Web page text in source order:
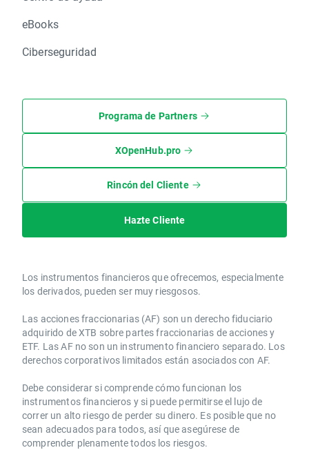
eBooks
Ciberseguridad
Programa de Partners
XOpenHub.pro
Rincón del Cliente
Hazte Cliente
Los instrumentos financieros que ofrecemos, especialmente
los derivados, pueden ser muy riesgosos.
Las acciones fraccionarias (AF) son un derecho fiduciario
adquirido de XTB sobre partes fraccionarias de acciones y
ETF. Las AF no son un instrumento financiero separado. Los
derechos corporativos limitados están asociados con AF.
Debe considerar si comprende cómo funcionan los
instrumentos financieros y si puede permitirse el lujo de
correr un alto riesgo de perder su dinero. Es posible que no
sean adecuados para todos, así que asegúrese de
comprender plenamente todos los riesgos.